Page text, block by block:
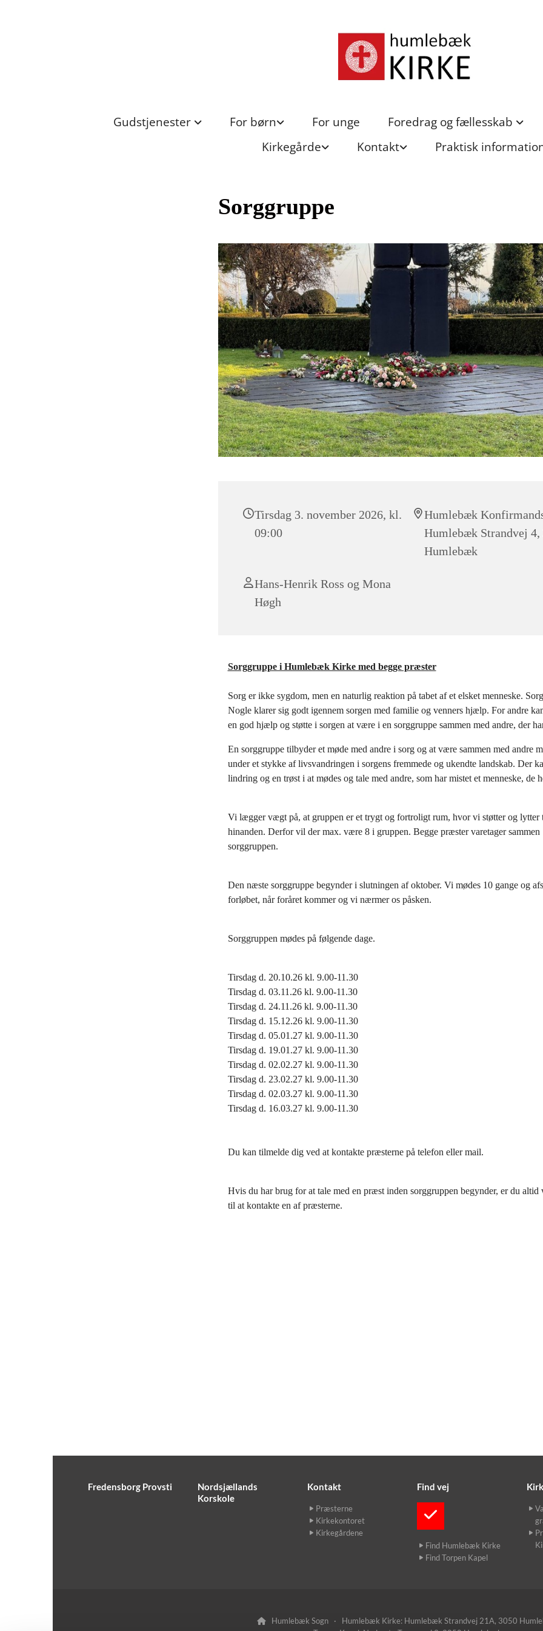
Gudstjenester For børn For unge Foredrag og fællesskab
Kirkegårde
Kontakt Praktisk
Sorggruppe
Tirsdag 3. november 2026, kl.
09:00
Humlebæk
Humlebæk Strandvej 4,
Humlebæk
Hans-Henrik Ross og Mona
Høgh
Sorggruppe i Humlebæk Kirke med begge præster
Sorg er ikke sygdom, men en naturlig reaktion på tabet af et elsket menneske.
Nogle klarer sig godt igennem sorgen med familie og venners hjælp. For andre
en god hjælp og støtte i sorgen at være i en sorggruppe sammen med andre, der
En sorggruppe tilbyder et møde med andre i sorg og at være sammen med andre
under et stykke af livsvandringen i sorgens fremmede og ukendte landskab. Der
lindring og en trøst i at mødes og tale med andre, som har mistet et menneske, de
Vi lægger vægt på, at gruppen er et trygt og fortroligt rum, hvor vi støtter og lytter
hinanden. Derfor vil der max. være 8 i gruppen. Begge præster varetager sammen
sorggruppen.
Den næste sorggruppe begynder i slutningen af oktober. Vi mødes 10 gange og
forløbet, når foråret kommer og vi nærmer os påsken.
Sorggruppen mødes på følgende dage.
Tirsdag d. 20.10.26 kl. 9.00-11.30
Tirsdag d. 03.11.26 kl. 9.00-11.30
Tirsdag d. 24.11.26 kl. 9.00-11.30
Tirsdag d. 15.12.26 kl. 9.00-11.30
Tirsdag d. 05.01.27 kl. 9.00-11.30
Tirsdag d. 19.01.27 kl. 9.00-11.30
Tirsdag d. 02.02.27 kl. 9.00-11.30
Tirsdag d. 23.02.27 kl. 9.00-11.30
Tirsdag d. 02.03.27 kl. 9.00-11.30
Tirsdag d. 16.03.27 kl. 9.00-11.30
Du kan tilmelde dig ved at kontakte præsterne på telefon eller mail.
Hvis du har brug for at tale med en præst inden sorggruppen begynder, er du altid
til at kontakte en af præsterne.
Fredensborg Provsti
Nordsjællands
Korskole
Kontakt
Præsterne
Kirkekontoret
Kirkegårdene
Find vej
Find Humlebæk Kirke
Find Torpen Kapel

Humlebæk Sogn · Humlebæk Kirke: Humlebæk Strandvej 21A, 3050